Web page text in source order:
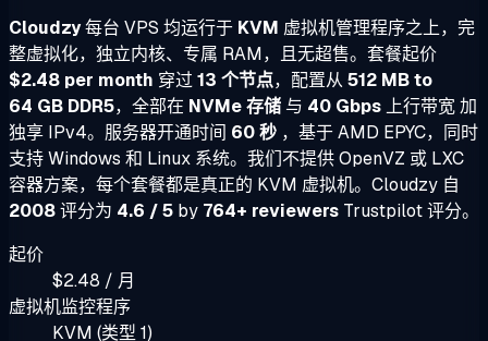
Cloudzy每台 VPS 均运行于 KVM 虚拟机管理程序之上，完
整虚拟化，独立内核、专属 RAM，且无超售。套餐起价
$2.48 per month 穿过13 个节点，配置从 512 MB to
64 GB DDR5，全部在 NVMe 存储 与 40 Gbps 上行带宽 加
独享 IPv4。服务器开通时间 60 秒 ，基于 AMD EPYC，同时
支持 Windows 和 Linux 系统。我们不提供 OpenVZ 或 LXC
容器方案，每个套餐都是真正的 KVM 虚拟机。Cloudzy 自
2008评分为 4.6 / 5 by 764+ reviewers Trustpilot 评分。
起价
$2.48 / 月
虚拟机监控程序
KVM (类型 1)